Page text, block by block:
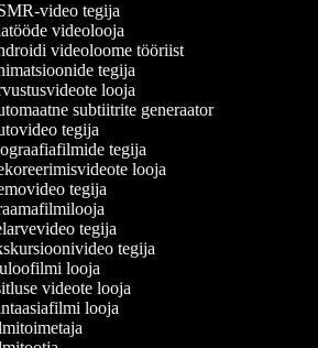
video tegija
videolooja
videoloome tööriist
tegija
looja
subtiitrite generaator
tegija
tegija
looja
tegija
tegija
tegija
looja
videote looja
looja